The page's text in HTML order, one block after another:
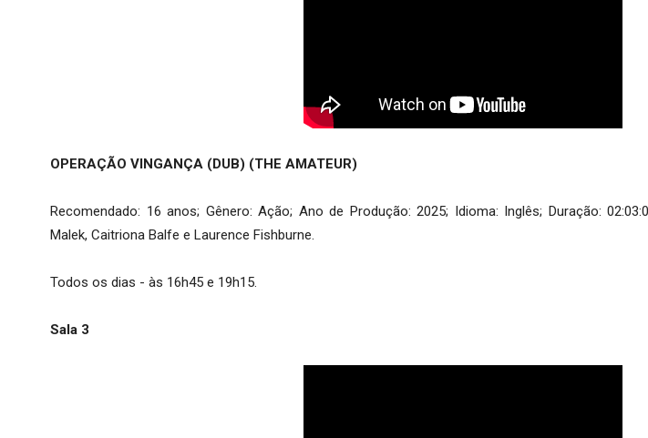
OPERAÇÃO VINGANÇA (DUB) (THE AMATEUR)
Recomendado: 16 anos; Gênero: Ação; Ano de Produção: 2025; Idioma: Inglês; Duração:
Malek, Caitriona Balfe e Laurence Fishburne.
Todos os dias - às 16h45 e 19h15.
Sala 3